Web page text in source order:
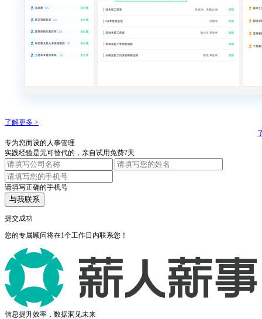
了解更多 >
专为您而设的人事管理
实践经验是无可替代的，亲自试用免费7天
请填写正确的手机号
与我联系
提交成功
您的专属顾问将在1个工作日内联系您！
信息提升效率，数据洞见未来